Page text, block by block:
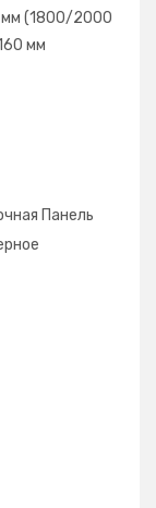
мм (1800/2000
мм
Панель